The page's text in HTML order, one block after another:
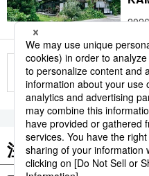
もっ
注目のキーワード